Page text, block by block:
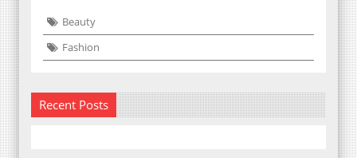
Beauty
Fashion
Recent Posts